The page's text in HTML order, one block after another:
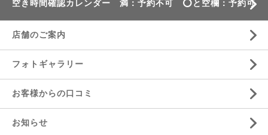
空き時間確認カレンダー 満：予約不可 ⭕️と空欄：予約可
店舗のご案内
フォトギャラリー
お客様からの口コミ
お知らせ